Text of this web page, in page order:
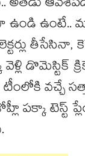
ఉండి ఉంటే..
తీసేసినా,
వెళ్లి డొమెస్టిక్
వచ్చే
పక్కా టెస్ట్